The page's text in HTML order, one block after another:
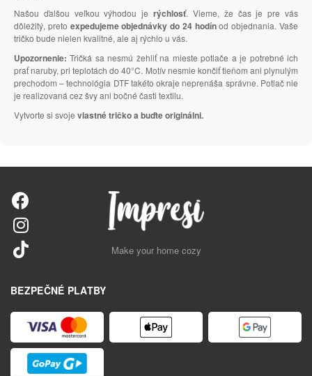
Našou ďalšou veľkou výhodou jerýchlosť. Vieme, že čas je pre vás
dôležitý, preto expedujeme objednávky do 24 hodínod objednania. Vaše
tričko bude nielen kvalitné, ale aj rýchlo u vás.
Upozornenie: Tričká sa nesmú žehliť na mieste potlače a je potrebné ich
prať naruby, pri teplotách do 40°C. Motív nesmie končiť tieňom ani plynulým
prechodom – technológia DTF takéto okraje neprenáša správne. Potlač nie
je realizovaná cez švy ani bočné časti textilu.
Vytvorte si svoje vlastné tričko a buďte originálni.
Make your home cozy
BEZPEČNÉ PLATBY